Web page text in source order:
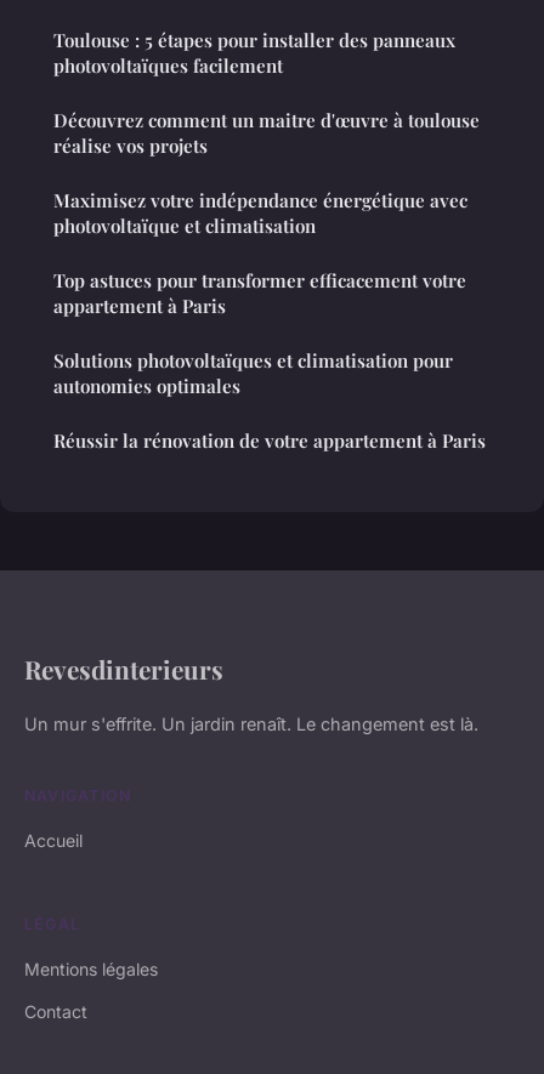
Toulouse : 5 étapes pour installer des panneaux
photovoltaïques facilement
Découvrez comment un maitre d'œuvre à toulouse
réalise vos projets
Maximisez votre indépendance énergétique avec
photovoltaïque et climatisation
Top astuces pour transformer efficacement votre
appartement à Paris
Solutions photovoltaïques et climatisation pour
autonomies optimales
Réussir la rénovation de votre appartement à Paris
Revesdinterieurs
Un mur s'effrite. Un jardin renaît. Le changement est là.
NAVIGATION
Accueil
LÉGAL
Mentions légales
Contact